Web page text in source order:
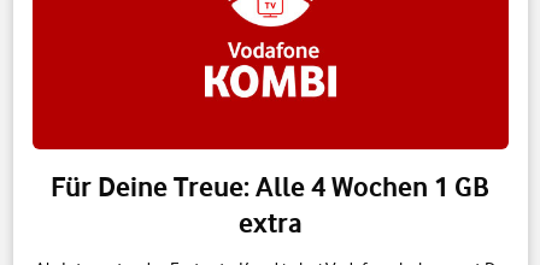
Für Deine Treue: Alle 4 Wochen 1 GB
extra